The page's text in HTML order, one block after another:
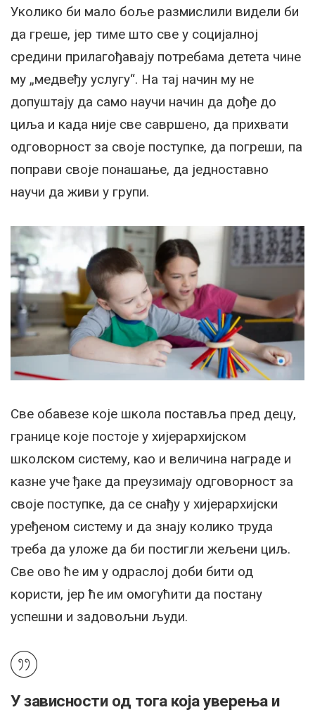
Уколико би мало боље размислили видели би
да греше, јер тиме што све у социјалној
средини прилагођавају потребама детета чине
му „медвеђу услугу“. На тај начин му не
допуштају да само научи начин да дође до
циља и када није све савршено, да прихвати
одговорност за своје поступке, да погреши, па
поправи своје понашање, да једноставно
научи да живи у групи.
Све обавезе које школа поставља пред децу,
границе које постоје у хијерархијском
школском систему, као и величина награде и
казне уче ђаке да преузимају одговорност за
своје поступке, да се снађу у хијерархијски
уређеном систему и да знају колико труда
треба да уложе да би постигли жељени циљ.
Све ово ће им у одраслој доби бити од
користи, јер ће им омогућити да постану
успешни и задовољни људи.
У зависности од тога која уверења и